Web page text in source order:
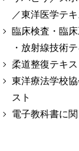
／東洋医学テキ
臨床検査・臨
・放射線技術
柔道整復テキス
東洋療法学校
スト
電子教科書に関